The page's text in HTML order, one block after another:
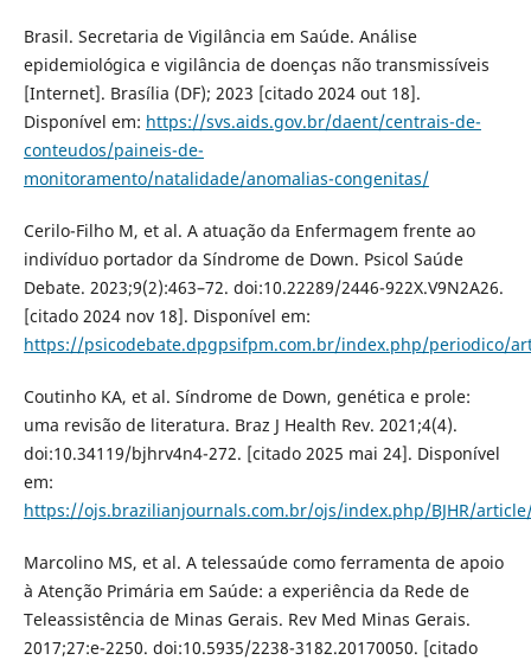
Brasil. Secretaria de Vigilância em Saúde. Análise
epidemiológica e vigilância de doenças não transmissíveis
[Internet]. Brasília (DF); 2023 [citado 2024 out 18].
Disponível em: https://svs.aids.gov.br/daent/centrais-de-
conteudos/paineis-de-
monitoramento/natalidade/anomalias-congenitas/
Cerilo-Filho M, et al. A atuação da Enfermagem frente ao
indivíduo portador da Síndrome de Down. Psicol Saúde
Debate. 2023;9(2):463–72. doi:10.22289/2446-922X.V9N2A26.
[citado 2024 nov 18]. Disponível em:
https://psicodebate.dpgpsifpm.com.br/index.php/periodico/
Coutinho KA, et al. Síndrome de Down, genética e prole:
uma revisão de literatura. Braz J Health Rev. 2021;4(4).
doi:10.34119/bjhrv4n4-272. [citado 2025 mai 24]. Disponível
em:
https://ojs.brazilianjournals.com.br/ojs/index.php/BJHR/
Marcolino MS, et al. A telessaúde como ferramenta de apoio
à Atenção Primária em Saúde: a experiência da Rede de
Teleassistência de Minas Gerais. Rev Med Minas Gerais.
2017;27:e-2250. doi:10.5935/2238-3182.20170050. [citado